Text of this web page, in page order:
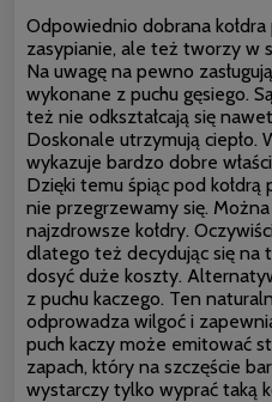
Odpowiednio dobrana kołdra
zasypianie, ale też tworzy w
Na uwagę na pewno
wykonane z puchu gęsiego.
też nie odkształcają się
Doskonale utrzymują ciepło.
wykazuje bardzo dobre
Dzięki temu śpiąc pod
nie przegrzewamy się.
najzdrowsze kołdry.
dlatego też decydując się na
dosyć duże koszty.
z puchu kaczego. Ten
odprowadza wilgoć i
puch kaczy może emitować
zapach, który na szczęście
wystarczy tylko wyprać taką